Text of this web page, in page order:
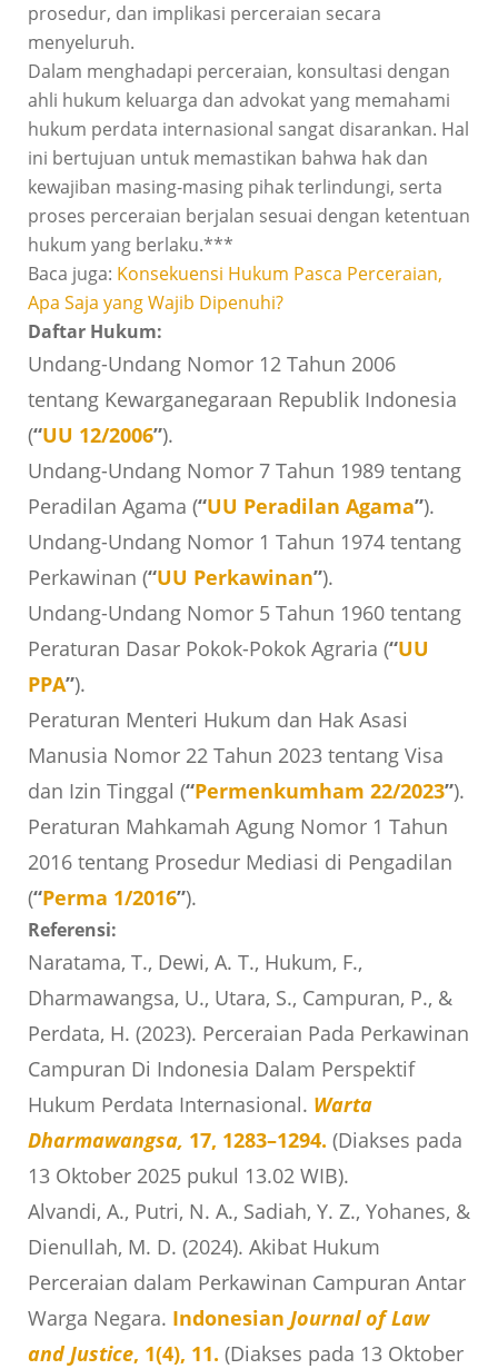
prosedur, dan implikasi perceraian secara
menyeluruh.
Dalam menghadapi perceraian, konsultasi dengan
ahli hukum keluarga dan advokat yang memahami
hukum perdata internasional sangat disarankan. Hal
ini bertujuan untuk memastikan bahwa hak dan
kewajiban masing-masing pihak terlindungi, serta
proses perceraian berjalan sesuai dengan ketentuan
hukum yang berlaku.***
Baca juga: Konsekuensi Hukum Pasca Perceraian,
Apa Saja yang Wajib Dipenuhi?
Daftar Hukum:
Undang-Undang Nomor 12 Tahun 2006
tentang Kewarganegaraan Republik Indonesia
(“UU 12/2006”).
Undang-Undang Nomor 7 Tahun 1989 tentang
Peradilan Agama (“UU Peradilan Agama”).
Undang-Undang Nomor 1 Tahun 1974 tentang
Perkawinan (“UU Perkawinan”).
Undang-Undang Nomor 5 Tahun 1960 tentang
Peraturan Dasar Pokok-Pokok Agraria (“UU
PPA”).
Peraturan Menteri Hukum dan Hak Asasi
Manusia Nomor 22 Tahun 2023 tentang Visa
dan Izin Tinggal (“Permenkumham 22/2023”).
Peraturan Mahkamah Agung Nomor 1 Tahun
2016 tentang Prosedur Mediasi di Pengadilan
(“Perma 1/2016”).
Referensi:
Naratama, T., Dewi, A. T., Hukum, F.,
Dharmawangsa, U., Utara, S., Campuran, P., &
Perdata, H. (2023). Perceraian Pada Perkawinan
Campuran Di Indonesia Dalam Perspektif
Hukum Perdata Internasional. Warta
Dharmawangsa, 17, 1283–1294. (Diakses pada
13 Oktober 2025 pukul 13.02 WIB).
Alvandi, A., Putri, N. A., Sadiah, Y. Z., Yohanes, &
Dienullah, M. D. (2024). Akibat Hukum
Perceraian dalam Perkawinan Campuran Antar
Warga Negara. Indonesian Journal of Law
and Justice, 1(4), 11. (Diakses pada 13 Oktober